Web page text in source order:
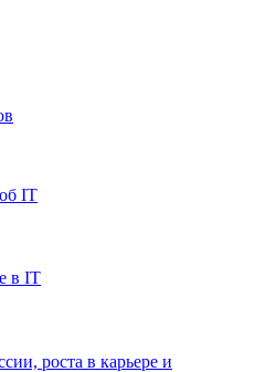
IT
в IT
роста в карьере и